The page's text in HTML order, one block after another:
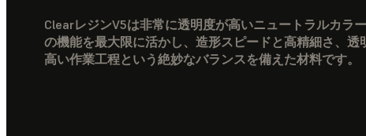
ClearレジンV5は非常に透明度が高いニュートラルカラ
の機能を最大限に活かし、造形スピードと高精細さ、
高い作業工程という絶妙なバランスを備えた材料です。